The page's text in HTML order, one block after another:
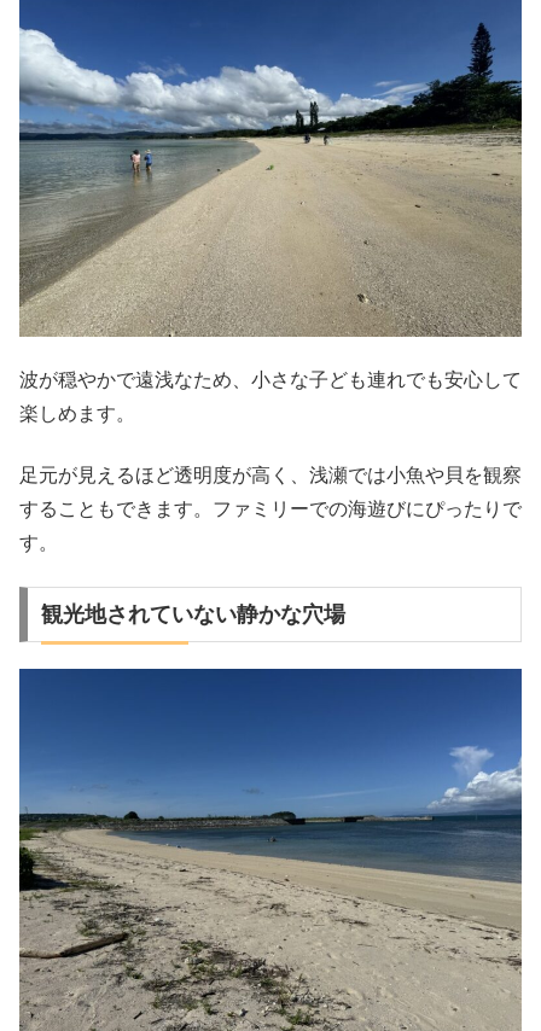
波が穏やかで遠浅なため、小さな子ども連れでも安心して
楽しめます。
足元が見えるほど透明度が高く、浅瀬では小魚や貝を観察
することもできます。ファミリーでの海遊びにぴったりで
す。
観光地されていない静かな穴場